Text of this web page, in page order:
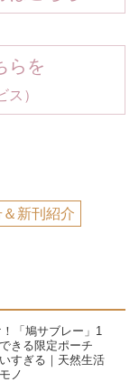
らを
）
新刊紹介
！「鳩サブレー」1
きる限定ポーチ
すぎる｜天然生活
ノ